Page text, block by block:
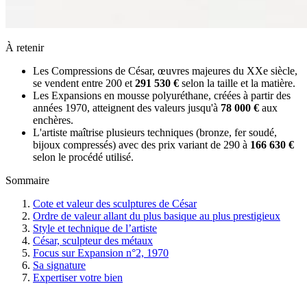
À retenir
Les Compressions de César, œuvres majeures du XXe siècle,
se vendent entre 200 et 291 530 € selon la taille et la matière.
Les Expansions en mousse polyuréthane, créées à partir des
années 1970, atteignent des valeurs jusqu'à 78 000 € aux
enchères.
L'artiste maîtrise plusieurs techniques (bronze, fer soudé,
bijoux compressés) avec des prix variant de 290 à 166 630 €
selon le procédé utilisé.
Sommaire
Cote et valeur des sculptures de César
Ordre de valeur allant du plus basique au plus prestigieux
Style et technique de l’artiste
César, sculpteur des métaux
Focus sur Expansion n°2, 1970
Sa signature
Expertiser votre bien